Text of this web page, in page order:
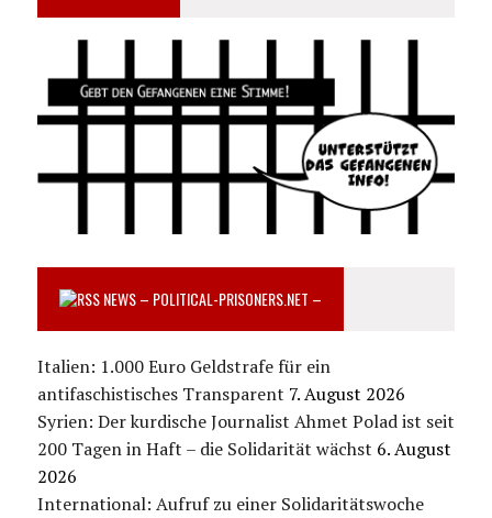
NEWS – POLITICAL-PRISONERS.NET –
Italien: 1.000 Euro Geldstrafe für ein
antifaschistisches Transparent 7. August 2026
Syrien: Der kurdische Journalist Ahmet Polad ist seit
200 Tagen in Haft – die Solidarität wächst 6. August
2026
International: Aufruf zu einer Solidaritätswoche